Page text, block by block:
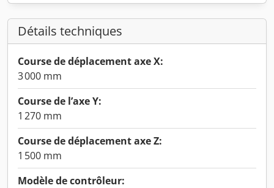
Détails techniques
Course de déplacement axe X:
3 000 mm
Course de l’axe Y:
1 270 mm
Course de déplacement axe Z:
1 500 mm
Modèle de contrôleur: